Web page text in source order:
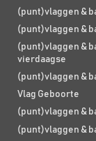
(punt)vlaggen &
(punt)vlaggen &
(punt)vlaggen &
vierdaagse
(punt)vlaggen &
Vlag Geboorte
(punt)vlaggen &
(punt)vlaggen &